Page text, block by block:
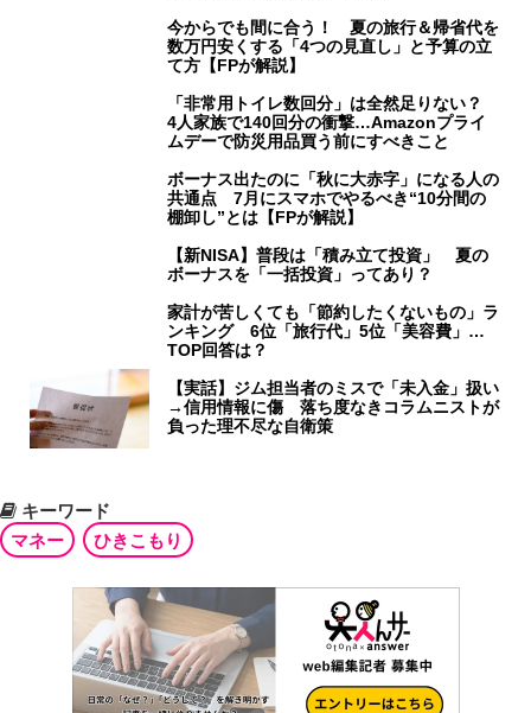
今からでも間に合う！ 夏の旅行＆帰省代を
数万円安くする「4つの見直し」と予算の立
て方【FPが解説】
「非常用トイレ数回分」は全然足りない？
4人家族で140回分の衝撃…Amazonプライ
ムデーで防災用品買う前にすべきこと
ボーナス出たのに「秋に大赤字」になる人の
共通点 7月にスマホでやるべき“10分間の
棚卸し”とは【FPが解説】
【新NISA】普段は「積み立て投資」 夏の
ボーナスを「一括投資」ってあり？
家計が苦しくても「節約したくないもの」ラ
ンキング 6位「旅行代」5位「美容費」…
TOP回答は？
【実話】ジム担当者のミスで「未入金」扱い
→信用情報に傷 落ち度なきコラムニストが
負った理不尽な自衛策
キーワード
マネー
ひきこもり